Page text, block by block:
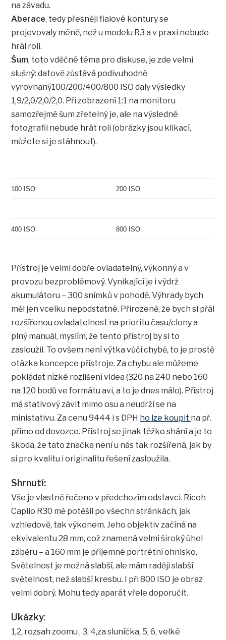
na závadu.
Aberace, tedy přesněji fialové kontury se
projevovaly méně, než u modelu R3 a v praxi nebude
hrál roli.
Šum, toto vděčné téma pro diskuse, je zde velmi
slušný: datově zůstává podivuhodně
vyrovnaný100/200/400/800 ISO daly výsledky
1,9/2,0/2,0/2,0. Při zobrazení 1:1 na monitoru
samozřejmě šum zřetelný je, ale na výsledné
fotografii nebude hrát roli (obrázky jsou klikací,
můžete si je stáhnout).
100 ISO 200 ISO
400 ISO 800 ISO
Přístroj je velmi dobře ovladatelný, výkonný a v
provozu bezproblémový. Vynikající je i výdrž
akumulátoru – 300 snímků v pohodě. Výhrady bych
měl jen vcelku nepodstatné. Přirozeně, že bych si přál
rozšířenou ovladatelnost na prioritu času/clony a
plný manuál, myslím, že tento přístroj by si to
zasloužil. To ovšem není výtka vůči chybě, to je prostě
otázka koncepce přístroje. Za chybu ale můžeme
pokládat nízké rozlišení videa (320 na 240 nebo 160
na 120 bodů ve formátu avi, a to je dnes málo). Přístroj
má stativový závit mimo osu a neudrží se na
ministativu. Za cenu 9444 i s DPH ho lze koupit na př.
přímo od dovozce. Přístroj se jinak těžko shání a je to
škoda, že tato značka není u nás tak rozšířená, jak by
si pro kvalitu i originalitu řešení zasloužila.
Shrnutí:
Vše je vlastně řečeno v předchozím odstavci. Ricoh
Caplio R30 mě potěšil po všechn stránkách, jak
vzhledově, tak výkonem. Jeho objektiv začíná na
ekvivalentu 28 mm, což znamená velmi široký úhel
záběru – a 160 mm je příjemné portrétní ohnisko.
Světelnost je možná slabší, ale mám raději slabší
světelnost, než slabší kresbu. I při 800 ISO je obraz
velmi dobrý. Mohu tedy aparát vřele doporučit.
Ukázky:
1,2, rozsah zoomu , 3, 4,za sluníčka, 5, 6, velké